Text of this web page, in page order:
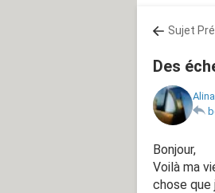
Sujet
Des
Bonjour,
Voilà ma
chose que